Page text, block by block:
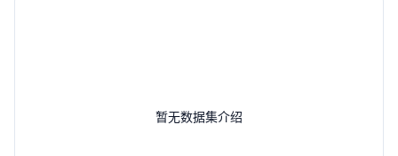
暂无数据集介绍